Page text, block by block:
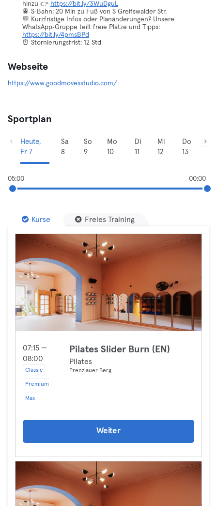
hinzu 👉 https://bit.ly/3WuDguL
🚆 S‑Bahn: 20 Min zu Fuß von S Greifswalder Str.
💬 Kurzfristige Infos oder Planänderungen? Unsere
WhatsApp‑Gruppe teilt freie Plätze und Tipps:
https://bit.ly/4pmsBPd
⏰ Stornierungsfrist: 12 Std
Webseite
https://www.goodmovesstudio.com/
Sportplan
Heute,
Fr 7
Sa
8
So
9
Mo
10
Di
11
Mi
12
Do
13
05:00 00:00
Kurse Freies Training
07:15 —
08:00
Classic
Premium
Max
Pilates Slider Burn (EN)
Pilates
Prenzlauer Berg
Weiter